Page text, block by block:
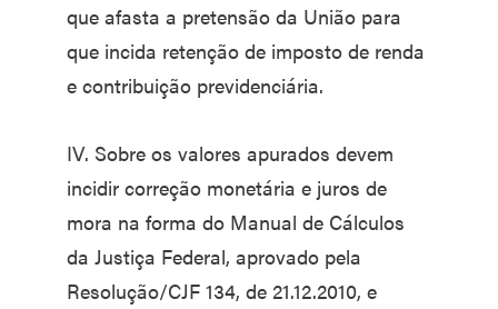
que afasta a pretensão da União para
que incida retenção de imposto de renda
e contribuição previdenciária.
IV. Sobre os valores apurados devem
incidir correção monetária e juros de
mora na forma do Manual de Cálculos
da Justiça Federal, aprovado pela
Resolução/CJF 134, de 21.12.2010, e